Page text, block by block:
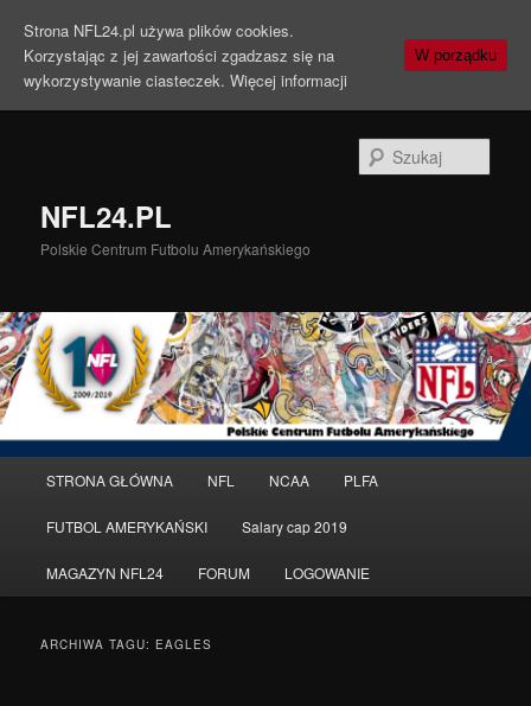
NFL24.PL
Polskie Centrum Futbolu Amerykańskiego
główne
Przeskocz
do
tekstu
Przeskocz
do
widgetów
STRONA GŁÓWNA NFL NCAA PLFA
FUTBOL AMERYKAŃSKI Salary cap 2019
MAGAZYN NFL24 FORUM LOGOWANIE
ARCHIWA TAGU: EAGLES
Strona NFL24.pl używa plików cookies.
Korzystając z jej zawartości zgadzasz się na
wykorzystywanie ciasteczek. Więcej informacji
W porządku